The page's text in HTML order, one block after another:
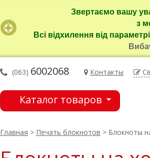
Звертаємо вашу
з
Всі відхилення від
(063) 6002068 Контакты
Каталог товаров
Главная > Печать блокнотов > Блокноты